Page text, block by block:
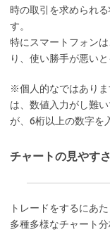
時の取引を求められ
す。
特にスマートフォン
り、使い勝手が悪いと
※個人的なではあり
は、数値入力がし難
が、6桁以上の数字を
チャートの見やすさ
トレードをするにあ
多種多様なチャート